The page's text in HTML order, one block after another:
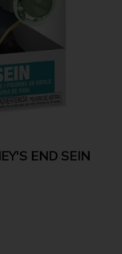
END SEIN